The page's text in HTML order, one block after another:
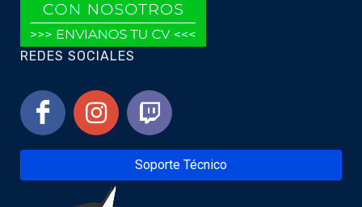
REDES SOCIALES
Soporte Técnico